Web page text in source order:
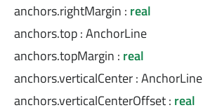
anchors.rightMargin : real
anchors.top:AnchorLine
anchors.topMargin : real
anchors.verticalCenter:AnchorLine
anchors.verticalCenterOffset: real